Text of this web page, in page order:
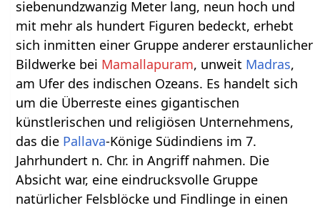
siebenundzwanzig Meter lang, neun hoch und
mit mehr als hundert Figuren bedeckt, erhebt
sich inmitten einer Gruppe anderer erstaunlicher
Bildwerke bei Mamallapuram, unweit Madras,
am Ufer des indischen Ozeans. Es handelt sich
um die Überreste eines gigantischen
künstlerischen und religiösen Unternehmens,
das die Pallava-Könige Südindiens im 7.
Jahrhundert n. Chr. in Angriff nahmen. Die
Absicht war, eine eindrucksvolle Gruppe
natürlicher Felsblöcke und Findlinge in einen